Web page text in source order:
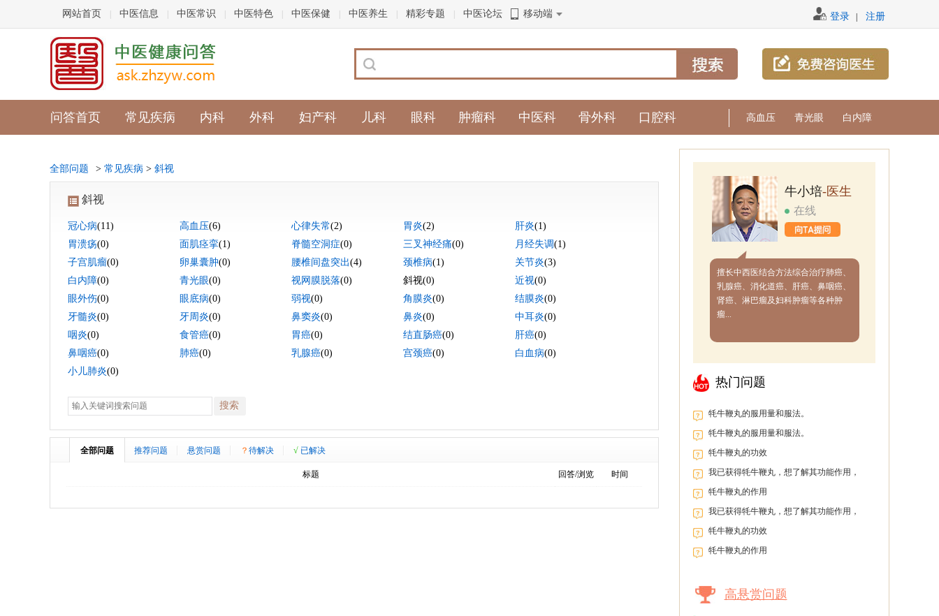
网站首页 中医信息 中医常识 中医特色 中医保健 中医养生 精彩专题 中医论坛 移动端 登录 注册
问答首页 常见疾病 内科 外科 妇产科 儿科 眼科 肿瘤科 中医科 骨外科 口腔科 高血压 青光眼 白内障
全部问题 > 常见疾病 > 斜视
斜视
冠心病(11) 高血压(6) 心律失常(2) 胃炎(2) 肝炎(1)
胃溃疡(0) 面肌痉挛(1) 脊髓空洞症(0) 三叉神经痛(0) 月经失调(1)
子宫肌瘤(0) 卵巢囊肿(0) 腰椎间盘突出(4) 颈椎病(1) 关节炎(3)
白内障(0) 青光眼(0) 视网膜脱落(0) 斜视(0) 近视(0)
眼外伤(0) 眼底病(0) 弱视(0) 角膜炎(0) 结膜炎(0)
牙髓炎(0) 牙周炎(0) 鼻窦炎(0) 鼻炎(0) 中耳炎(0)
咽炎(0) 食管癌(0) 胃癌(0) 结直肠癌(0) 肝癌(0)
鼻咽癌(0) 肺癌(0) 乳腺癌(0) 宫颈癌(0) 白血病(0)
小儿肺炎(0)
搜索
全部问题 推荐问题 悬赏问题 ？ 待解决 √ 已解决
标题 回答/浏览 时间
牛小培-医生
在线
擅长中西医结合方法综合治疗肺癌、
乳腺癌、消化道癌、肝癌、鼻咽癌、
肾癌、淋巴瘤及妇科肿瘤等各种肿
瘤...
热门问题
牦牛鞭丸的服用量和服法。
牦牛鞭丸的服用量和服法。
牦牛鞭丸的功效
我已获得牦牛鞭丸，想了解其功能作用，
以便盲目服用。
牦牛鞭丸的作用
我已获得牦牛鞭丸，想了解其功能作用，
以便盲目服用。
牦牛鞭丸的功效
牦牛鞭丸的作用
高悬赏问题